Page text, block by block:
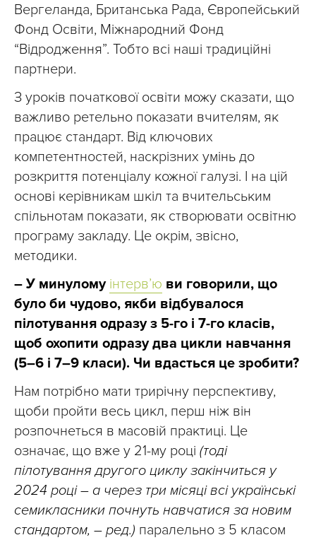
Вергеланда, Британська Рада, Європейський
Фонд Освіти, Міжнародний Фонд
“Відродження”. Тобто всі наші традиційні
партнери.
З уроків початкової освіти можу сказати, що
важливо ретельно показати вчителям, як
працює стандарт. Від ключових
компетентностей, наскрізних умінь до
розкриття потенціалу кожної галузі. І на цій
основі керівникам шкіл та вчительським
спільнотам показати, як створювати освітню
програму закладу. Це окрім, звісно,
методики.
– У минулому інтерв’ю ви говорили, що
було би чудово, якби відбувалося
пілотування одразу з 5-го і 7-го класів,
щоб охопити одразу два цикли навчання
(5–6 і 7–9 класи). Чи вдасться це зробити?
Нам потрібно мати трирічну перспективу,
щоби пройти весь цикл, перш ніж він
розпочнеться в масовій практиці. Це
означає, що вже у 21-му році (тоді
пілотування другого циклу закінчиться у
2024 році – а через три місяці всі українські
семикласники почнуть навчатися за новим
стандартом, – ред.) паралельно з 5 класом